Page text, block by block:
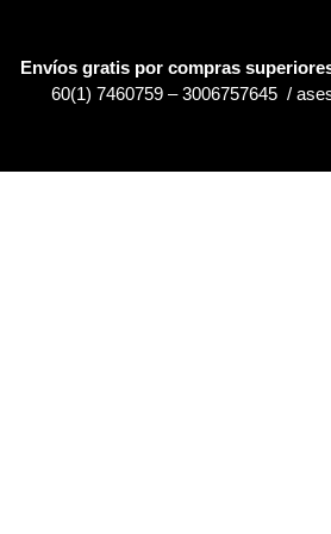
Envíos gratis por compras
60(1) 7460759 – 3006757645 /